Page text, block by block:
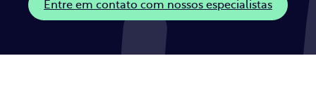
Entre em contato com nossos especialistas